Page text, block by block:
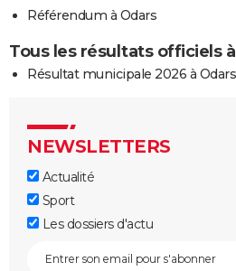
Référendum à Odars
Tous les résultats officiels
Résultat municipale 2026 à Odars
NEWSLETTERS
Actualité
Sport
Les dossiers d'actu